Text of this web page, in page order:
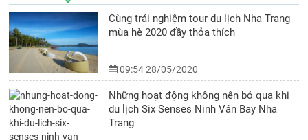
Cùng trải nghiệm tour du lịch Nha Trang
mùa hè 2020 đầy thỏa thích
09:54 28/05/2020
Những hoạt động không nên bỏ qua khi
du lịch Six Senses Ninh Vân Bay Nha
Trang